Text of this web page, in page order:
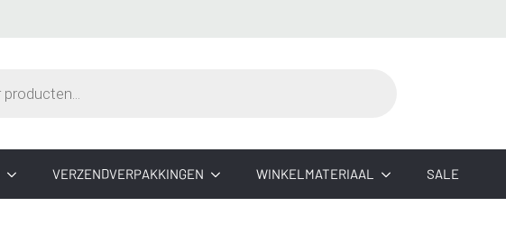
VERZENDVERPAKKINGEN WINKELMATERIAAL SALE